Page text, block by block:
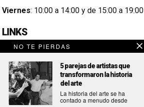
Viernes: 10:00 a 14:00 y de 15:00 a 19:00
LINKS
Aviso Legal
Condiciones de Compra
Política de Cookies
Política de Privacidad
NO TE PIERDAS
5 parejas de artistas que
transformaron la historia
del arte
La historia del arte se ha
contado a menudo desde